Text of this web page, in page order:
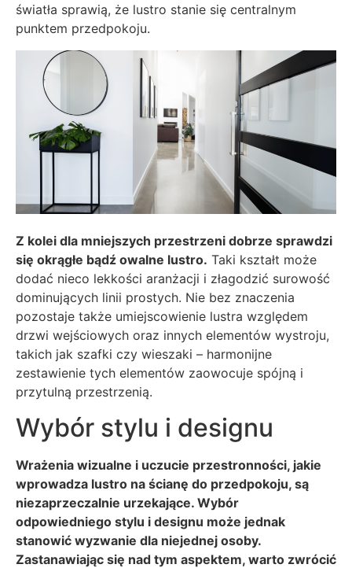
światła sprawią, że lustro stanie się centralnym
punktem przedpokoju.
Z kolei dla mniejszych przestrzeni dobrze sprawdzi
się okrągłe bądź owalne lustro. Taki kształt może
dodać nieco lekkości aranżacji i złagodzić surowość
dominujących linii prostych. Nie bez znaczenia
pozostaje także umiejscowienie lustra względem
drzwi wejściowych oraz innych elementów wystroju,
takich jak szafki czy wieszaki – harmonijne
zestawienie tych elementów zaowocuje spójną i
przytulną przestrzenią.
Wybór stylu i designu
Wrażenia wizualne i uczucie przestronności, jakie
wprowadza lustro na ścianę do przedpokoju, są
niezaprzeczalnie urzekające. Wybór
odpowiedniego stylu i designu może jednak
stanowić wyzwanie dla niejednej osoby.
Zastanawiając się nad tym aspektem, warto zwrócić